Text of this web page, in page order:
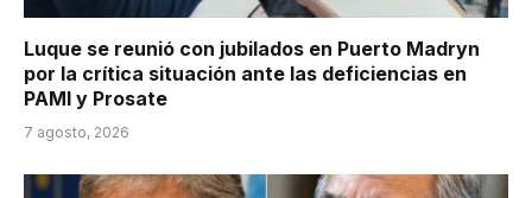
Luque se reunió con jubilados en Puerto Madryn
por la crítica situación ante las deficiencias en
PAMI y Prosate
7 agosto, 2026